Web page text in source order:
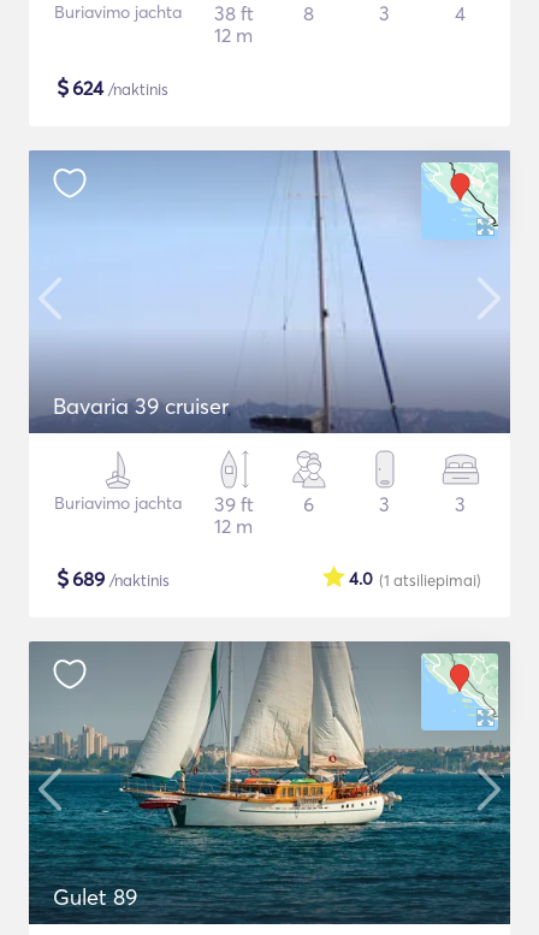
Buriavimo jachta
38 ft
12 m
8 3 4
$624/naktinis
Bavaria 39 cruiser
Buriavimo jachta
39 ft
12 m
6 3 3
$689 /naktinis (1 atsiliepimai)
4.0
Gulet 89